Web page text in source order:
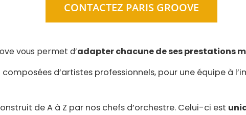
CONTACTEZ PARIS GROOVE
vous permet d’adapter chacune de ses prestations
d’artistes professionnels, pour une équipe à
de A à Z par nos chefs d’orchestre. Celui-ci est